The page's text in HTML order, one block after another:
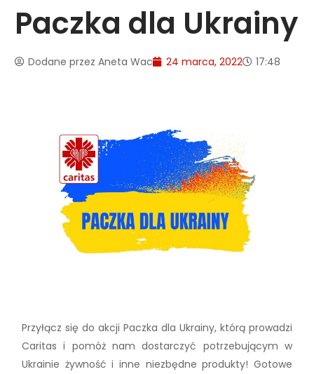
Paczka dla Ukrainy
Dodane przez Aneta Wac 24 marca, 2022 17:48
Przyłącz się do akcji Paczka dla Ukrainy, którą prowadzi
Caritas i pomóż nam dostarczyć potrzebującym w
Ukrainie żywność i inne niezbędne produkty! Gotowe